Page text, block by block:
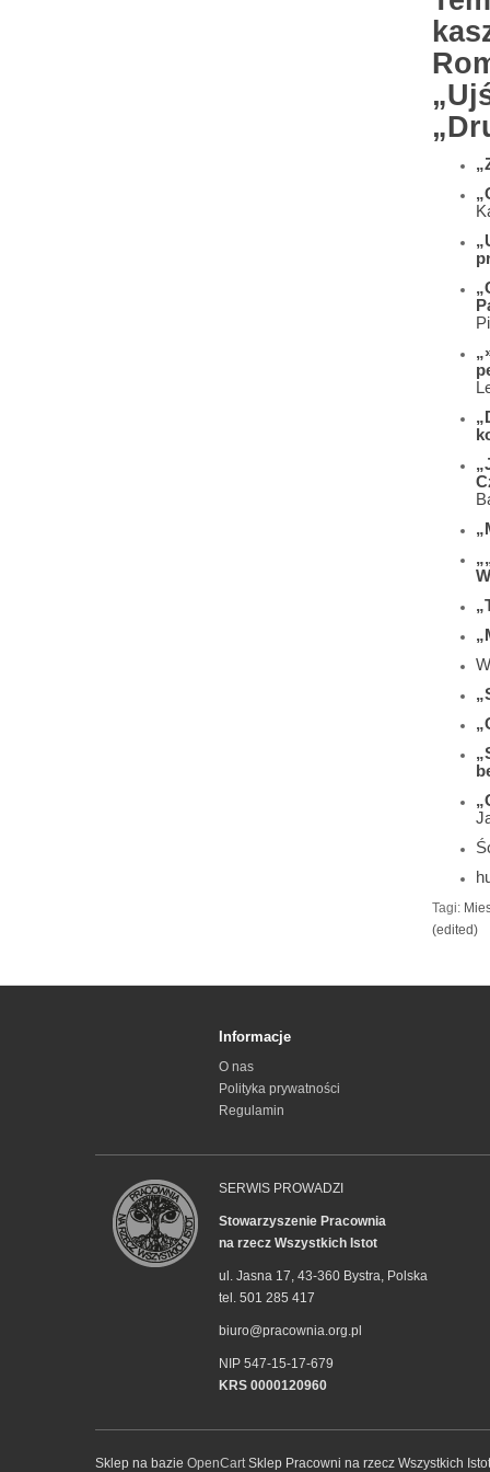
Tagi:
(edited)
Informacje
O nas
Polityka prywatności
Regulamin
SERWIS PROWADZI
Stowarzyszenie Pracownia
na rzecz Wszystkich Istot
ul. Jasna 17, 43-360 Bystra, Polska
tel. 501 285 417
biuro@pracownia.org.pl
NIP 547-15-17-679
KRS 0000120960
Sklep na bazie OpenCartSklep Pracowni na rzecz Wszystkich